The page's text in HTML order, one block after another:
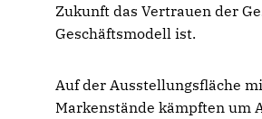
Zukunft das Vertrauen der
Geschäftsmodell ist.
Auf der Ausstellungsfläche
Markenstände kämpften um